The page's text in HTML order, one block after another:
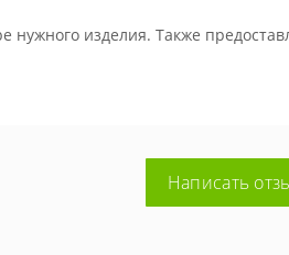
изделия. Также
Написать